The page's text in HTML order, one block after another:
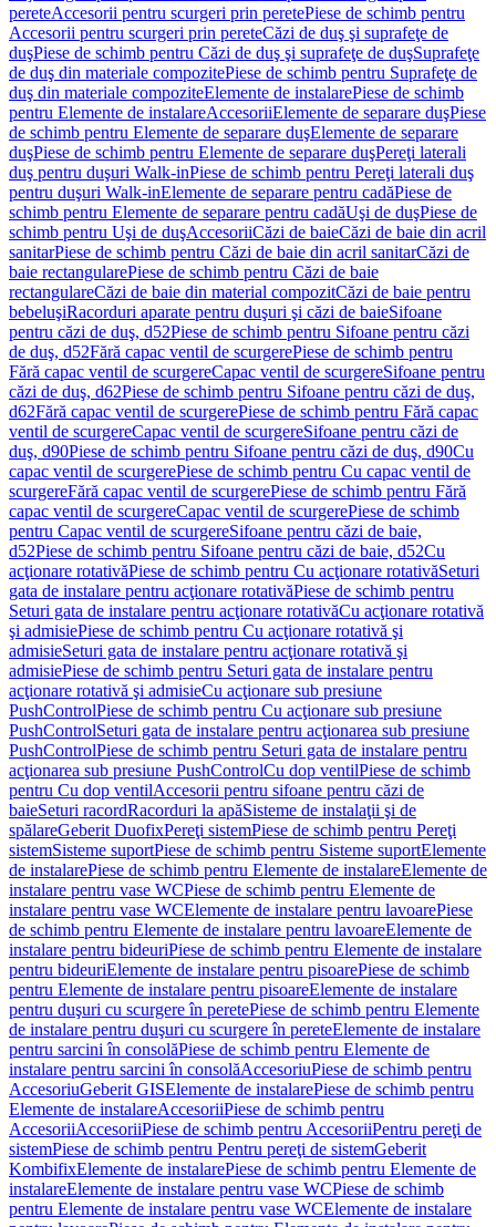
pereteAccesorii pentru scurgeri prin peretePiese de schimb pentru
Accesorii pentru scurgeri prin pereteCăzi de duş şi suprafeţe de
duşPiese de schimb pentru Căzi de duş şi suprafeţe de duşSuprafeţe
de duş din materiale compozitePiese de schimb pentru Suprafeţe de
duş din materiale compoziteElemente de instalarePiese de schimb
pentru Elemente de instalareAccesoriiElemente de separare duşPiese
de schimb pentru Elemente de separare duşElemente de separare
duşPiese de schimb pentru Elemente de separare duşPereţi laterali
duş pentru duşuri Walk-inPiese de schimb pentru Pereţi laterali duş
pentru duşuri Walk-inElemente de separare pentru cadăPiese de
schimb pentru Elemente de separare pentru cadăUşi de duşPiese de
schimb pentru Uşi de duşAccesoriiCăzi de baieCăzi de baie din acril
sanitarPiese de schimb pentru Căzi de baie din acril sanitarCăzi de
baie rectangularePiese de schimb pentru Căzi de baie
rectangulareCăzi de baie din material compozitCăzi de baie pentru
bebeluşiRacorduri aparate pentru duşuri şi căzi de baieSifoane
pentru căzi de duş, d52Piese de schimb pentru Sifoane pentru căzi
de duş, d52Fără capac ventil de scurgerePiese de schimb pentru
Fără capac ventil de scurgereCapac ventil de scurgereSifoane pentru
căzi de duş, d62Piese de schimb pentru Sifoane pentru căzi de duş,
d62Fără capac ventil de scurgerePiese de schimb pentru Fără capac
ventil de scurgereCapac ventil de scurgereSifoane pentru căzi de
duş, d90Piese de schimb pentru Sifoane pentru căzi de duş, d90Cu
capac ventil de scurgerePiese de schimb pentru Cu capac ventil de
scurgereFără capac ventil de scurgerePiese de schimb pentru Fără
capac ventil de scurgereCapac ventil de scurgerePiese de schimb
pentru Capac ventil de scurgereSifoane pentru căzi de baie,
d52Piese de schimb pentru Sifoane pentru căzi de baie, d52Cu
acţionare rotativăPiese de schimb pentru Cu acţionare rotativăSeturi
gata de instalare pentru acţionare rotativăPiese de schimb pentru
Seturi gata de instalare pentru acţionare rotativăCu acţionare rotativă
şi admisiePiese de schimb pentru Cu acţionare rotativă şi
admisieSeturi gata de instalare pentru acţionare rotativă şi
admisiePiese de schimb pentru Seturi gata de instalare pentru
acţionare rotativă şi admisieCu acţionare sub presiune
PushControlPiese de schimb pentru Cu acţionare sub presiune
PushControlSeturi gata de instalare pentru acţionarea sub presiune
PushControlPiese de schimb pentru Seturi gata de instalare pentru
acţionarea sub presiune PushControlCu dop ventilPiese de schimb
pentru Cu dop ventilAccesorii pentru sifoane pentru căzi de
baieSeturi racordRacorduri la apăSisteme de instalaţii şi de
spălareGeberit DuofixPereţi sistemPiese de schimb pentru Pereţi
sistemSisteme suportPiese de schimb pentru Sisteme suportElemente
de instalarePiese de schimb pentru Elemente de instalareElemente de
instalare pentru vase WCPiese de schimb pentru Elemente de
instalare pentru vase WCElemente de instalare pentru lavoarePiese
de schimb pentru Elemente de instalare pentru lavoareElemente de
instalare pentru bideuriPiese de schimb pentru Elemente de instalare
pentru bideuriElemente de instalare pentru pisoarePiese de schimb
pentru Elemente de instalare pentru pisoareElemente de instalare
pentru duşuri cu scurgere în peretePiese de schimb pentru Elemente
de instalare pentru duşuri cu scurgere în pereteElemente de instalare
pentru sarcini în consolăPiese de schimb pentru Elemente de
instalare pentru sarcini în consolăAccesoriuPiese de schimb pentru
AccesoriuGeberit GISElemente de instalarePiese de schimb pentru
Elemente de instalareAccesoriiPiese de schimb pentru
AccesoriiAccesoriiPiese de schimb pentru AccesoriiPentru pereţi de
sistemPiese de schimb pentru Pentru pereţi de sistemGeberit
KombifixElemente de instalarePiese de schimb pentru Elemente de
instalareElemente de instalare pentru vase WCPiese de schimb
pentru Elemente de instalare pentru vase WCElemente de instalare